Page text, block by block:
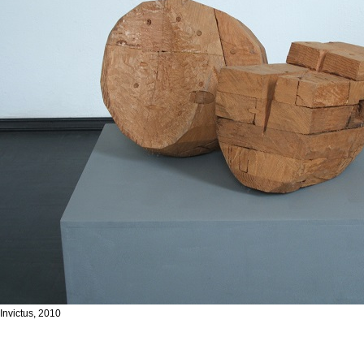
Invictus, 2010